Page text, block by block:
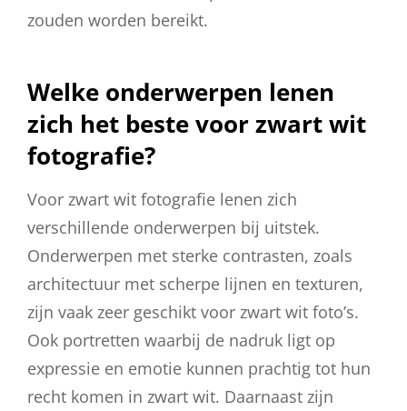
zouden worden bereikt.
Welke onderwerpen lenen
zich het beste voor zwart wit
fotografie?
Voor zwart wit fotografie lenen zich
verschillende onderwerpen bij uitstek.
Onderwerpen met sterke contrasten, zoals
architectuur met scherpe lijnen en texturen,
zijn vaak zeer geschikt voor zwart wit foto’s.
Ook portretten waarbij de nadruk ligt op
expressie en emotie kunnen prachtig tot hun
recht komen in zwart wit. Daarnaast zijn